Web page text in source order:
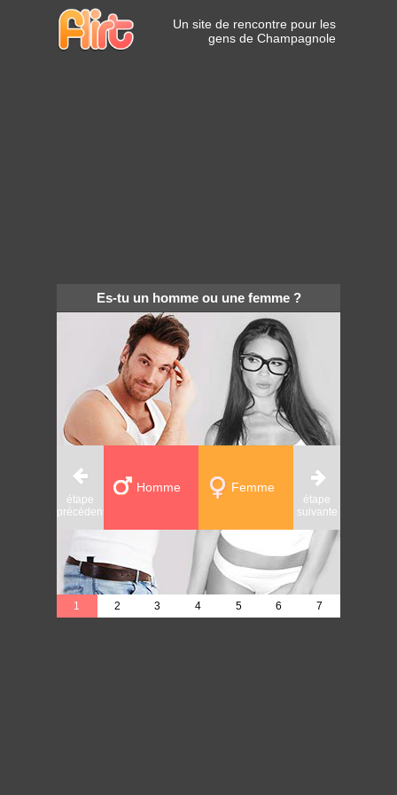
Un site de rencontre pour les
gens de Champagnole
Es-tu un homme ou une femme ?
étape
précédente
Femme
Homme
étape
suivante
1 2 3 4 5 6 7